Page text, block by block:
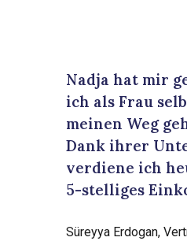
Nadja hat mir
ich als Frau
meinen Weg
Dank ihrer
verdiene ich
5-stelliges
Süreyya Erdogan,